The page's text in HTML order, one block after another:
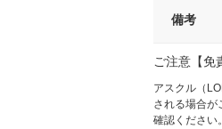
備考
ご注意【免
アスクル（
される場合が
確認ください